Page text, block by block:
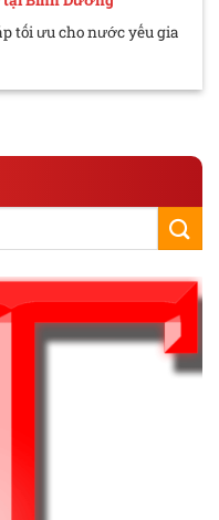
tối ưu cho nước yếu gia